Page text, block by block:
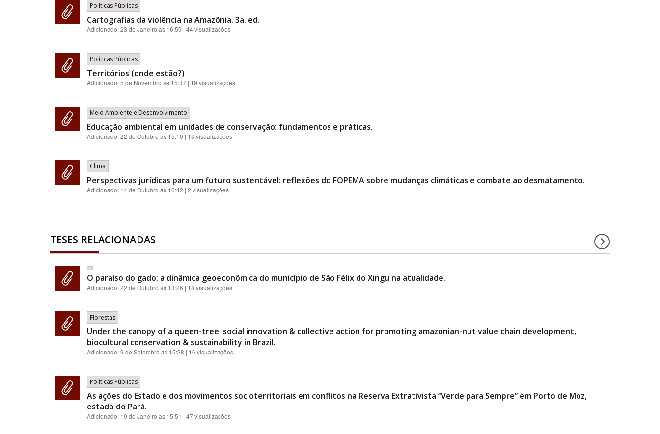
Políticas Públicas
Cartografias da violência na Amazônia. 3a. ed.
Adicionado:23 de Janeiro as 16:59 | 44 visualizações
Políticas Públicas
Territórios (onde estão?)
Adicionado:5 de Novembro as 15:37 | 19 visualizações
Meio Ambiente e Desenvolvimento
Educação ambiental em unidades de conservação: fundamentos e práticas.
Adicionado:22 de Outubro as 15:10 | 13 visualizações
Clima
Perspectivas jurídicas para um futuro sustentável: reflexões do FOPEMA sobre mudanças climáticas e combate ao desmatamento.
Adicionado: 14 de Outubro as 16:42 | 2 visualizações
TESES RELACIONADAS
O paraíso do gado: a dinâmica geoeconômica do município de São Félix do Xingu na atualidade.
Adicionado:22 de Outubro as 13:26 | 18 visualizações
Florestas
Under the canopy of a queen-tree: social innovation & collective action for promoting amazonian-nut value chain development,
biocultural conservation & sustainability in Brazil.
Adicionado:9 de Setembro as 15:28 | 16 visualizações
Políticas Públicas
As ações do Estado e dos movimentos socioterritoriais em conflitos na Reserva Extrativista “Verde para Sempre” em Porto de Moz,
estado do Pará.
Adicionado: 19 de Janeiro as 15:51 | 47 visualizações